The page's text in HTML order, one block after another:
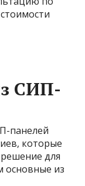
СИП-
панелей
которые
для
основные из